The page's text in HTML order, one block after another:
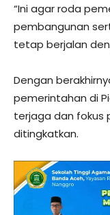
“Ini agar roda
pembangunan
tetap berjalan
Dengan
pemerintahan di
terjaga dan fokus
ditingkatkan.